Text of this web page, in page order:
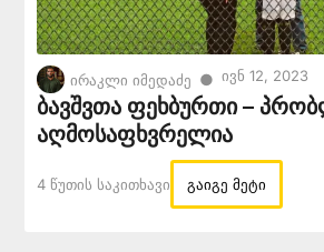
ირაკლი იმედაძე ● Ივნ 12, 2023
ბავშვთა ფეხბურთი –
აღმოსაფხვრელია
4 Წუთის Საკითხავი გაიგე მეტი